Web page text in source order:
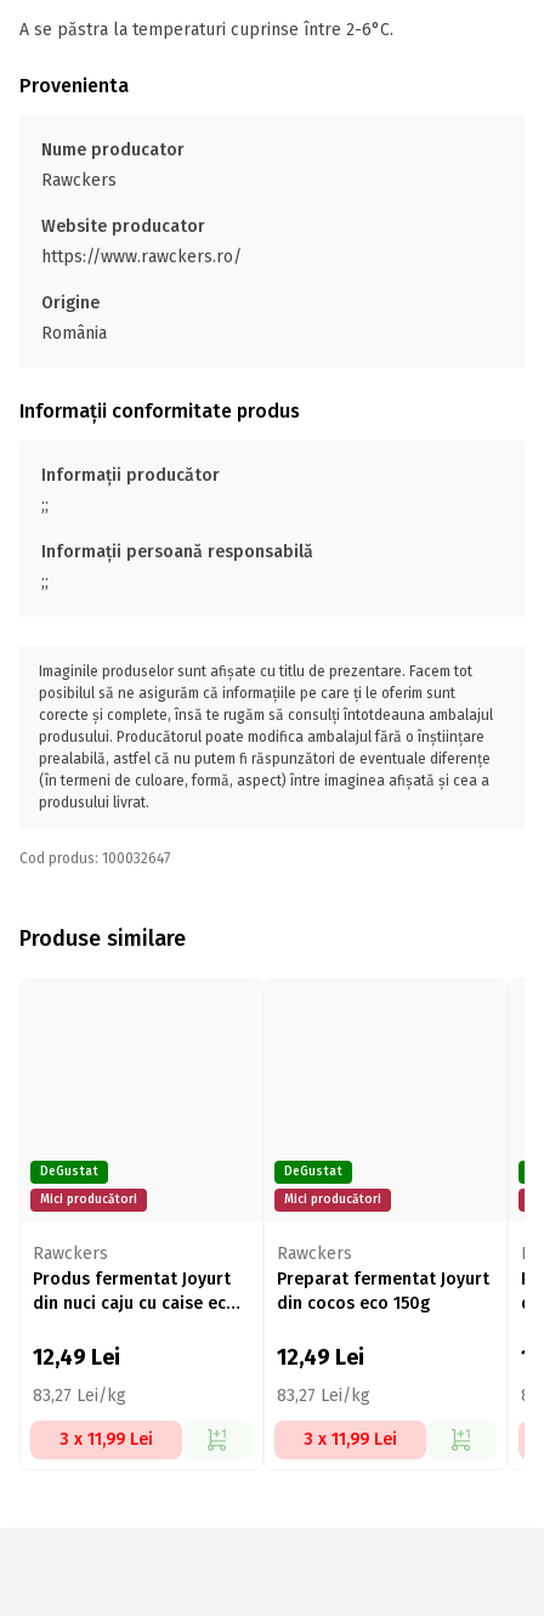
A se păstra la temperaturi cuprinse între 2-6°C.
Provenienta
Nume producator
Rawckers
Website producator
https://www.rawckers.ro/
Origine
România
Informații conformitate produs
Informații producător
;;
Informații persoană responsabilă
;;
Imaginile produselor sunt afișate cu titlu de prezentare. Facem tot
posibilul să ne asigurăm că informațiile pe care ți le oferim sunt
corecte și complete, însă te rugăm să consulți întotdeauna ambalajul
produsului. Producătorul poate modifica ambalajul fără o înștiințare
prealabilă, astfel că nu putem fi răspunzători de eventuale diferențe
(în termeni de culoare, formă, aspect) între imaginea afișată și cea a
produsului livrat.
Cod produs: 100032647
Produse similare
DeGustat
Mici producători
Rawckers
Produs fermentat Joyurt
din nuci caju cu caise eco
12,49 Lei
83,27 Lei/kg
3 x 11,99 Lei
DeGustat
Mici producători
Rawckers
Preparat fermentat Joyurt
din cocos eco 150g
12,49 Lei
83,27 Lei/kg
3 x 11,99 Lei